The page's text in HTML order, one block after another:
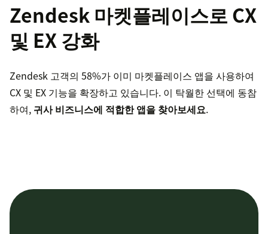
Zendesk 마켓플레이스로 CX
및 EX 강화
Zendesk 고객의 58%가 이미 마켓플레이스 앱을 사용하여
CX 및 EX 기능을 확장하고 있습니다. 이 탁월한 선택에 동참
하여, 귀사 비즈니스에 적합한 앱을 찾아보세요.